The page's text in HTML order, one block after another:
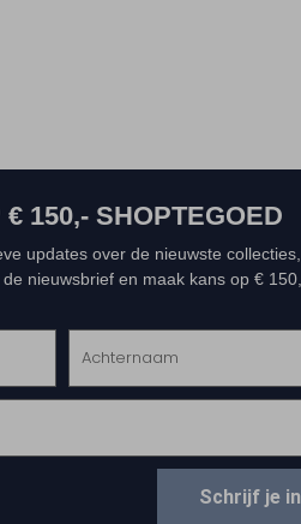
150,- SHOPTEGOED
updates over de nieuwste
nieuwsbrief en maak kans op €
Schrijf je in